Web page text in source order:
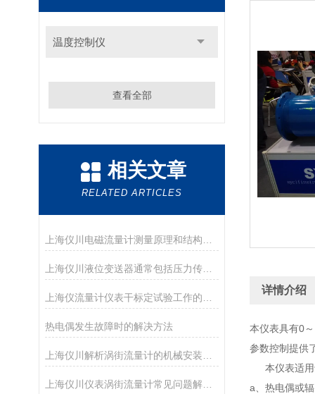
温度控制仪
查看全部
相关文章
RELATED ARTICLES
上海仪川液位变送器通常包括压力传感器、信号调理电路和输出接口
热电偶发生故障时的解决方法
上海仪川仪表涡街流量计常见问题解决方案
详情介绍
本仪表具有0
参数控制提供
本仪表适用
a、热电偶或